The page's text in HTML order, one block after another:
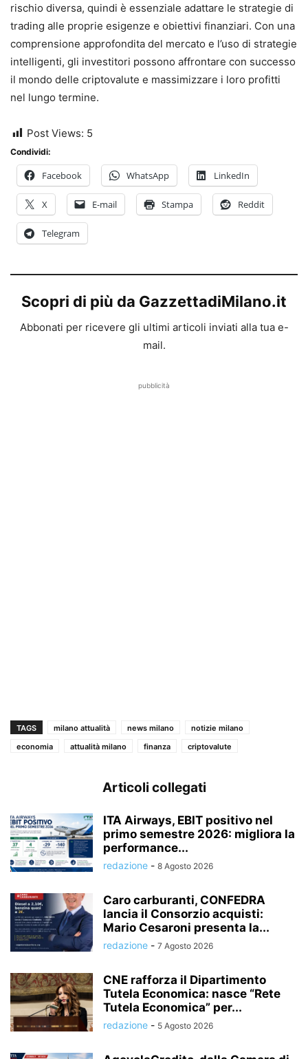
rischio diversa, quindi è essenziale adattare le strategie di
trading alle proprie esigenze e obiettivi finanziari. Con una
comprensione approfondita del mercato e l’uso di strategie
intelligenti, gli investitori possono affrontare con successo
il mondo delle criptovalute e massimizzare i loro profitti
nel lungo termine.
Post Views: 5
Condividi:
Facebook WhatsApp LinkedIn
X E-mail Stampa Reddit
Telegram
Scopri di più da GazzettadiMilano.it
Abbonati per ricevere gli ultimi articoli inviati alla tua e-
mail.
pubblicità
TAGS milano attualità news milano
notizie milano
economia
attualità milano finanza criptovalute
Articoli collegati
ITA Airways, EBIT positivo nel
primo semestre 2026: migliora la
performance...
redazione - 8 Agosto 2026
Caro carburanti, CONFEDRA
lancia il Consorzio acquisti:
Mario Cesaroni presenta la...
redazione - 7 Agosto 2026
CNE rafforza il Dipartimento
Tutela Economica: nasce “Rete
Tutela Economica” per...
redazione - 5 Agosto 2026